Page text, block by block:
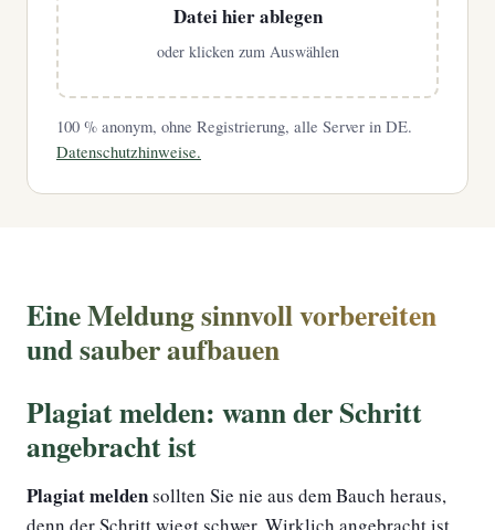
Datei hier ablegen
oder klicken zum Auswählen
100 % anonym, ohne Registrierung, alle Server in DE.
Datenschutzhinweise.
Eine Meldung sinnvoll vorbereiten
und sauber aufbauen
Plagiat melden: wann der Schritt
angebracht ist
Plagiat meldensollten Sie nie aus dem Bauch heraus,